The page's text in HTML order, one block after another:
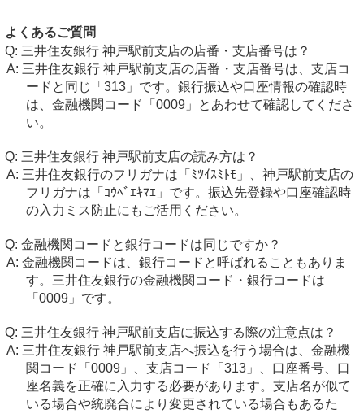
よくあるご質問
三井住友銀行 神戸駅前支店の店番・支店番号は？
三井住友銀行 神戸駅前支店の店番・支店番号は、支店コ
ードと同じ「313」です。銀行振込や口座情報の確認時
は、金融機関コード「0009」とあわせて確認してくださ
い。
三井住友銀行 神戸駅前支店の読み方は？
三井住友銀行のフリガナは「ﾐﾂｲｽﾐﾄﾓ」、神戸駅前支店の
フリガナは「ｺｳﾍﾞｴｷﾏｴ」です。振込先登録や口座確認時
の入力ミス防止にもご活用ください。
金融機関コードと銀行コードは同じですか？
金融機関コードは、銀行コードと呼ばれることもありま
す。三井住友銀行の金融機関コード・銀行コードは
「0009」です。
三井住友銀行 神戸駅前支店に振込する際の注意点は？
三井住友銀行 神戸駅前支店へ振込を行う場合は、金融機
関コード「0009」、支店コード「313」、口座番号、口
座名義を正確に入力する必要があります。支店名が似て
いる場合や統廃合により変更されている場合もあるた